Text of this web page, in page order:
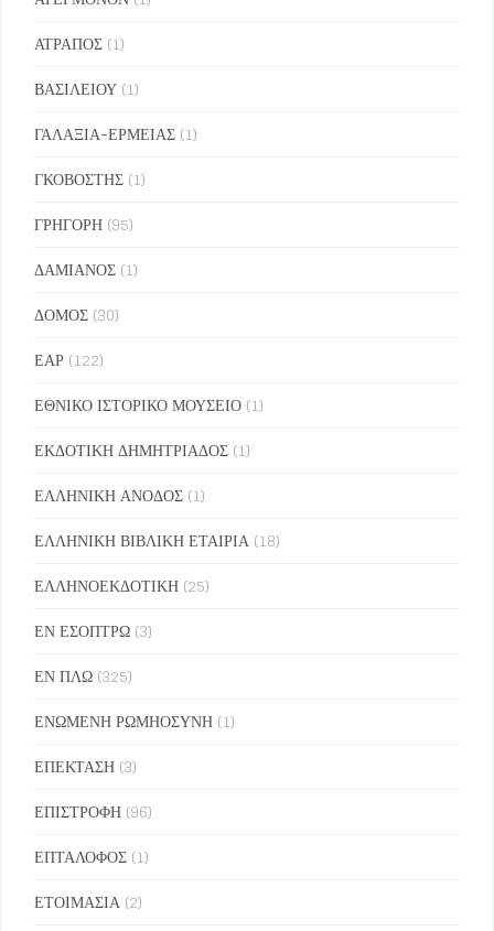
ΑΤΡΑΠΟΣ (1)
ΒΑΣΙΛΕΙΟΥ (1)
ΓΑΛΑΞΙΑ-ΕΡΜΕΙΑΣ (1)
ΓΚΟΒΟΣΤΗΣ (1)
ΓΡΗΓΟΡΗ (95)
ΔΑΜΙΑΝΟΣ (1)
ΔΟΜΟΣ (30)
ΕΑΡ (122)
ΕΘΝΙΚΟ ΙΣΤΟΡΙΚΟ ΜΟΥΣΕΙΟ (1)
ΕΚΔΟΤΙΚΗ ΔΗΜΗΤΡΙΑΔΟΣ (1)
ΕΛΛΗΝΙΚΗ ΑΝΟΔΟΣ (1)
ΕΛΛΗΝΙΚΗ ΒΙΒΛΙΚΗ ΕΤΑΙΡΙΑ (18)
ΕΛΛΗΝΟΕΚΔΟΤΙΚΗ (25)
ΕΝ ΕΣΟΠΤΡΩ (3)
ΕΝ ΠΛΩ (325)
ΕΝΩΜΕΝΗ ΡΩΜΗΟΣΥΝΗ (1)
ΕΠΕΚΤΑΣΗ (3)
ΕΠΙΣΤΡΟΦΗ (96)
ΕΠΤΑΛΟΦΟΣ (1)
ΕΤΟΙΜΑΣΙΑ (2)